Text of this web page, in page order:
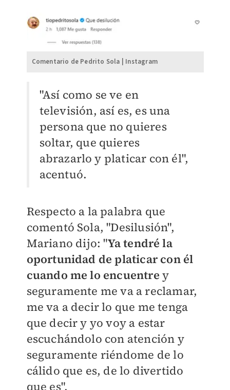
Comentario de Pedrito Sola | Instagram
"Así como se ve en
televisión, así es, es una
persona que no quieres
soltar, que quieres
abrazarlo y platicar con él",
acentuó.
Respecto a la palabra que
comentó Sola, "Desilusión",
Mariano dijo: "Ya tendré la
oportunidad de platicar con él
cuando me lo encuentrey
seguramente me va a reclamar,
me va a decir lo que me tenga
que decir y yo voy a estar
escuchándolo con atención y
seguramente riéndome de lo
cálido que es, de lo divertido
que es".